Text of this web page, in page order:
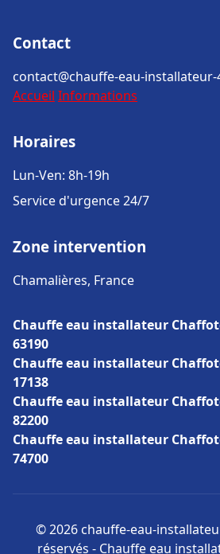
Contact
contact@chauffe-eau-
Accueil Informations
Horaires
Lun-Ven: 8h-19h
Service d'urgence 24/7
Zone intervention
Chamalières, France
Chauffe eau installateur
63190
Chauffe eau installateur
17138
Chauffe eau installateur
82200
Chauffe eau installateur
74700
© 2026 chauffe-eau-
réservés - Chauffe eau